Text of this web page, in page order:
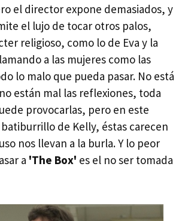
el director expone demasiados, y
el lujo de tocar otros palos,
religioso, como lo de Eva y la
a las mujeres como las
lo malo que pueda pasar. No está
están mal las reflexiones, toda
provocarlas, pero en este
de Kelly, éstas carecen
nos llevan a la burla. Y lo peor
a 'The Box' es el no ser tomada